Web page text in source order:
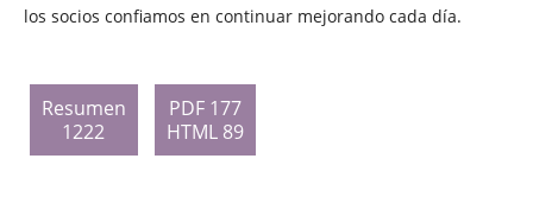
los socios confiamos en continuar mejorando cada día.
Resumen
1222
PDF 177
HTML 89